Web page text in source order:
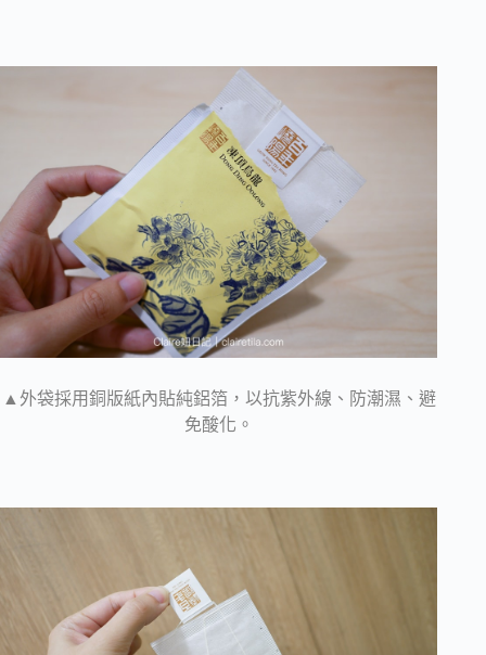
▲外袋採用銅版紙內貼純鋁箔，以抗紫外線、防潮濕、避
免酸化。